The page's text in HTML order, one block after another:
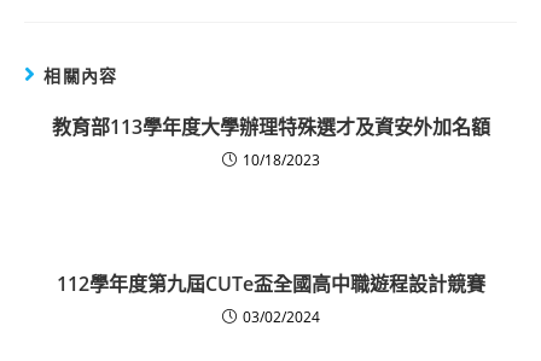
相關內容
教育部113學年度大學辦理特殊選才及資安外加名額
10/18/2023
112學年度第九屆CUTe盃全國高中職遊程設計競賽
03/02/2024